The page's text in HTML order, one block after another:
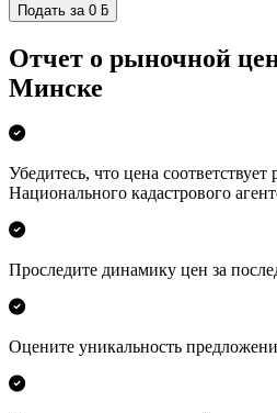
Подать за 0 ƃ
Отчет о рыночной
Минске
Убедитесь, что цена
Национального кадастрового
Проследите динамику цен за
Оцените уникальность